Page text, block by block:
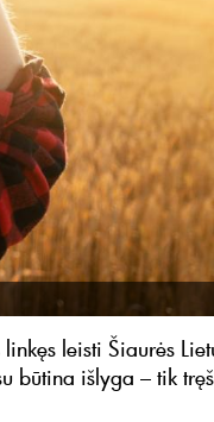
leisti Šiaurės
būtina išlyga – tik